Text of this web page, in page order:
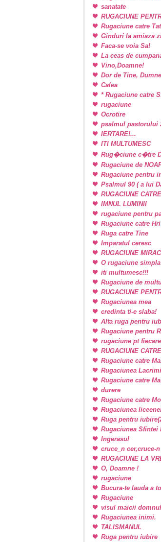
sanatate
RUGACIUNE
Rugaciune catre
Ginduri la amiaza
Faca-se voia Sa!
La ceas de
Vino,Doamne!
Dor de Tine,
Calea
* Rugaciune catre
rugaciune
Ocrotire
psalmul pastorului
IERTARE!...
ITI MULTUMESC
Rug�ciune c�tre
Rugaciune de
Rugaciune pentru
Psalmul 90 ( a lui
RUGACIUNE
IMNUL LUMINII
rugaciune pentru
Rugaciune catre
Ruga catre Tine
Imparatul ceresc
RUGACIUNE
O rugaciune simpla
iti multumesc!!!
Rugaciune de
RUGACIUNE
Rugaciunea mea
credinta ti-e slaba!
Alta ruga pentru
Rugaciune pentru
rugaciune pt
RUGACIUNE
Rugaciune catre
Rugaciunea
Rugaciune catre
durere
Rugaciune catre
Rugaciunea
Ruga pentru
Rugaciunea Sfintei
Ingerasul
cruce_n cer,cruce-
RUGACIUNE LA
O, Doamne !
rugaciune
Bucura-te lauda a
Rugaciune
visul maicii
Rugaciunea inimi.
TALISMANUL
Ruga pentru iubire